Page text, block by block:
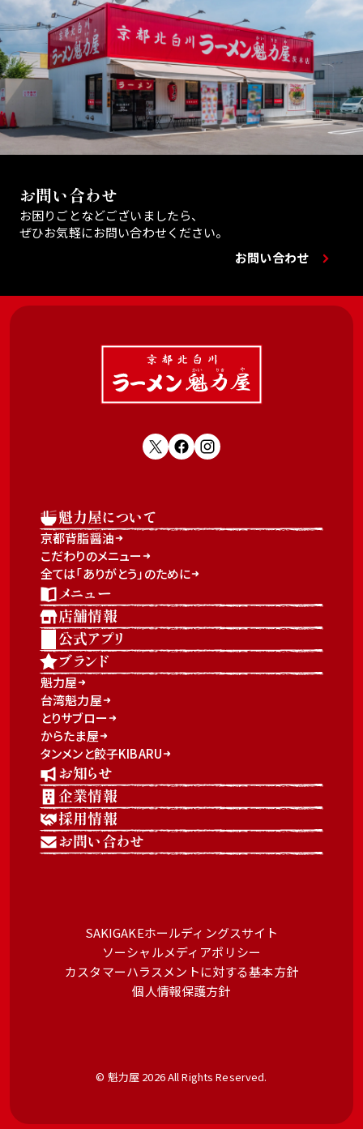
お問い合わせ
お困りごとなどございましたら、
ぜひお気軽にお問い合わせください。
お問い合わせ
魁力屋について
京都背脂醤油
こだわりのメニュー
全ては「ありがとう」のために
メニュー
店舗情報
公式アプリ
ブランド
魁力屋
台湾魁力屋
とりサブロー
からたま屋
タンメンと餃子KIBARU
お知らせ
企業情報
採用情報
お問い合わせ
© 魁力屋 2026 All Rights Reserved.
SAKIGAKEホールディングスサイト
ソーシャルメディアポリシー
カスタマーハラスメントに対する基本方針
個人情報保護方針